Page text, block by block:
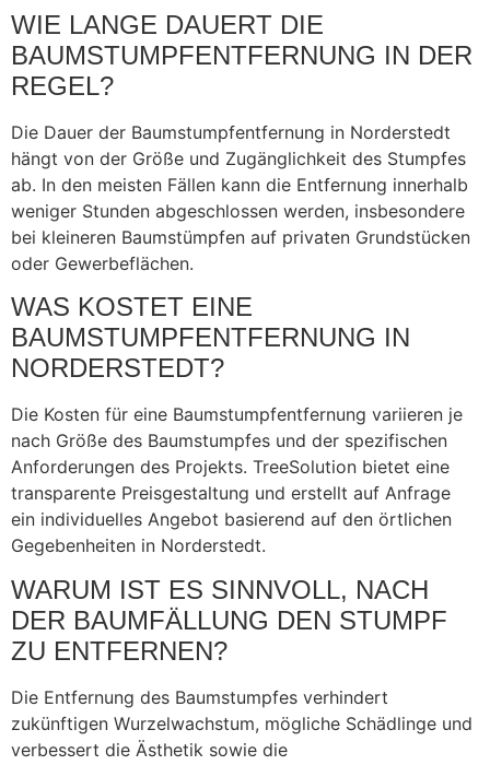
WIE LANGE DAUERT DIE
BAUMSTUMPFENTFERNUNG IN DER
REGEL?
Die Dauer der Baumstumpfentfernung in Norderstedt
hängt von der Größe und Zugänglichkeit des Stumpfes
ab. In den meisten Fällen kann die Entfernung innerhalb
weniger Stunden abgeschlossen werden, insbesondere
bei kleineren Baumstümpfen auf privaten Grundstücken
oder Gewerbeflächen.
WAS KOSTET EINE
BAUMSTUMPFENTFERNUNG IN
NORDERSTEDT?
Die Kosten für eine Baumstumpfentfernung variieren je
nach Größe des Baumstumpfes und der spezifischen
Anforderungen des Projekts. TreeSolution bietet eine
transparente Preisgestaltung und erstellt auf Anfrage
ein individuelles Angebot basierend auf den örtlichen
Gegebenheiten in Norderstedt.
WARUM IST ES SINNVOLL, NACH
DER BAUMFÄLLUNG DEN STUMPF
ZU ENTFERNEN?
Die Entfernung des Baumstumpfes verhindert
zukünftigen Wurzelwachstum, mögliche Schädlinge und
verbessert die Ästhetik sowie die